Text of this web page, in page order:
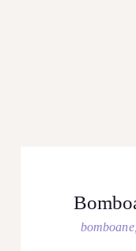
bomboane,